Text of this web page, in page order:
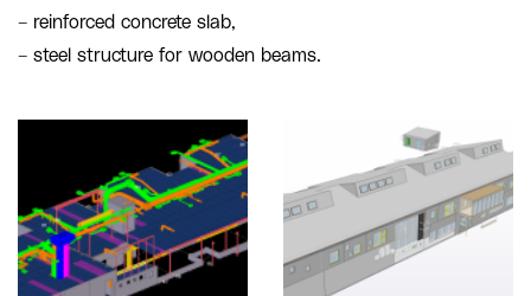
– reinforced concrete slab,
– steel structure for wooden beams.